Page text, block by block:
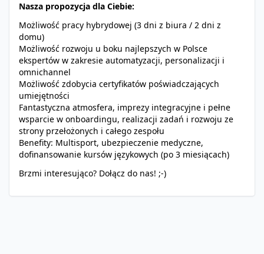
Nasza propozycja dla Ciebie:
Możliwość pracy hybrydowej (3 dni z biura / 2 dni z
domu)
Możliwość rozwoju u boku najlepszych w Polsce
ekspertów w zakresie automatyzacji, personalizacji i
omnichannel
Możliwość zdobycia certyfikatów poświadczających
umiejętności
Fantastyczna atmosfera, imprezy integracyjne i pełne
wsparcie w onboardingu, realizacji zadań i rozwoju ze
strony przełożonych i całego zespołu
Benefity: Multisport, ubezpieczenie medyczne,
dofinansowanie kursów językowych (po 3 miesiącach)
Brzmi interesująco? Dołącz do nas! ;-)